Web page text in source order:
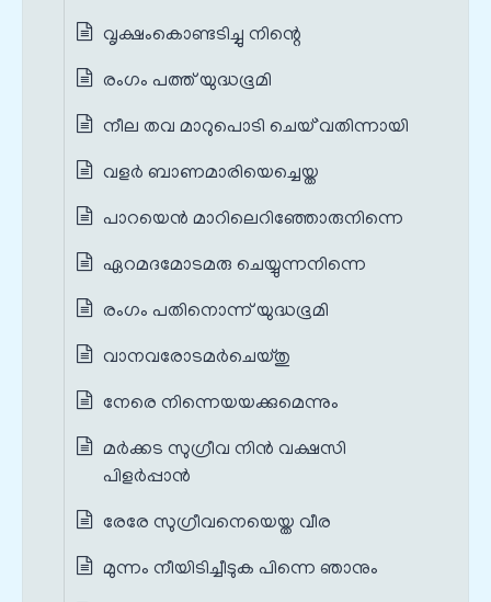
വൃക്ഷംകൊണ്ടടിച്ചു നിന്റെ
രംഗം പത്ത് യുദ്ധഭൂമി
നീല തവ മാറുപൊടി ചെയ്`വതിന്നായി
വളർ ബാണമാരിയെച്ചെയ്ത
പാറയെന്‍ മാറിലെറിഞ്ഞോരുനിന്നെ
ഏറമദമോടമരു ചെയ്യുന്നനിന്നെ
രംഗം പതിനൊന്ന് യുദ്ധഭൂമി
വാനവരോടമര്‍ചെയ്തു
നേരെ നിന്നെയയക്കുമെന്നും
മര്‍ക്കട സുഗ്രീവ നിൻ വക്ഷസി
പിളര്‍പ്പാൻ
രേരേ സുഗ്രീവനെയെയ്ത വീര
മുന്നം നീയിടിച്ചീടുക പിന്നെ ഞാനും